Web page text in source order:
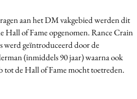
aan het DM vakgebied werden dit
Hall of Fame opgenomen. Rance Crain
geïntroduceerd door de
(inmiddels 90 jaar) waarna ook
de Hall of Fame mocht toetreden.